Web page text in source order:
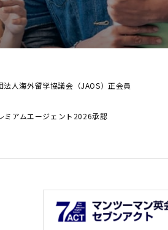
法人海外留学協議会（JAOS）正会員
ミアムエージェント2026承認